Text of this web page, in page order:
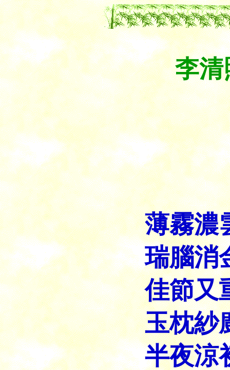
李清
薄霧濃
瑞腦消
佳節又
玉枕紗
半夜涼